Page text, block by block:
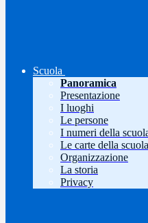
Scuola
Panoramica
Presentazione
I luoghi
Le persone
I numeri della
Le carte della scuola
Organizzazione
La storia
Privacy